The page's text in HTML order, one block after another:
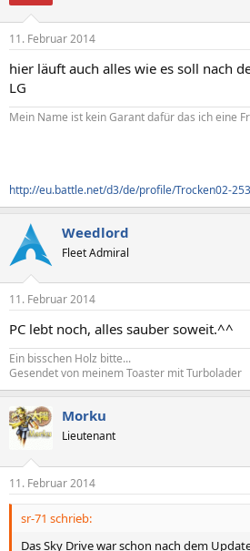
11. Februar 2014
hier läuft auch alles wie es soll nach
LG
Mein Name ist kein Garant dafür das ich eine
http://eu.battle.net/d3/de/profile/Trocken02-
Weedlord
Fleet Admiral
11. Februar 2014
PC lebt noch, alles sauber soweit.^^
Ein bisschen Holz bitte...
Gesendet von meinem Toaster mit Turbolader
Morku
Lieutenant
11. Februar 2014
sr-71 schrieb:
Das Sky Drive war schon nach dem